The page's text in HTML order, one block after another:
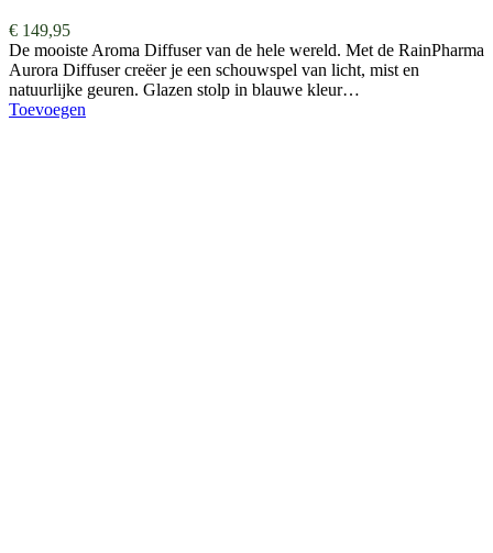
€ 149,95
De mooiste Aroma Diffuser van de hele wereld. ​​​​​​​​Met de RainPharma
Aurora Diffuser creëer je een schouwspel van licht, mist en
natuurlijke geuren. Glazen stolp in blauwe kleur…
Toevoegen